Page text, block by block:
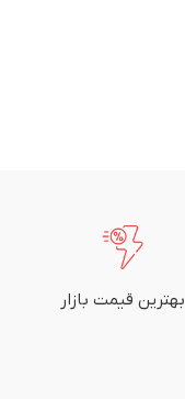
بهترین قیمت بازار